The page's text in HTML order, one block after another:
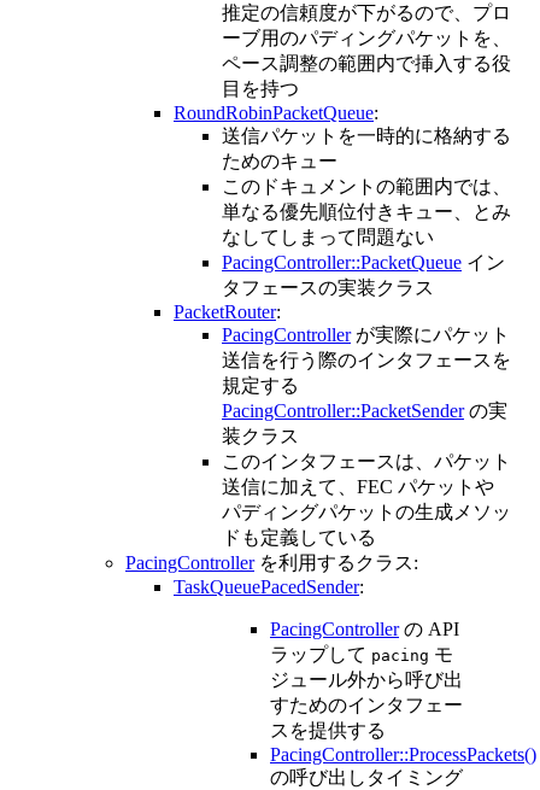
推定の信頼度が下がるので、プロ
ーブ用のパディングパケットを、
ペース調整の範囲内で挿入する役
目を持つ
RoundRobinPacketQueue:
送信パケットを一時的に格納する
ためのキュー
このドキュメントの範囲内では、
単なる優先順位付きキュー、とみ
なしてしまって問題ない
PacingController::PacketQueue イン
タフェースの実装クラス
PacketRouter:
PacingControllerが実際にパケット
送信を行う際のインタフェースを
規定する
PacingController::PacketSenderの実
装クラス
このインタフェースは、パケット
送信に加えて、FEC パケットや
パディングパケットの生成メソッ
ドも定義している
PacingControllerを利用するクラス:
TaskQueuePacedSender:
PacingControllerの API
ラップして pacing モ
ジュール外から呼び出
すためのインタフェー
スを提供する
PacingController::ProcessPackets()
の呼び出しタイミング